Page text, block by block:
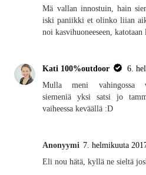
Mä vallan innostuin, hain
iski paniikki et olinko liian
noi kasvihuoneeseen, katotaan
Kati 100%outdoor
6.
Mulla meni vahingossa
siemeniä yksi satsi jo
vaiheessa keväällä :D
Anonyymi 7. helmikuuta
Eli nou hätä, kyllä ne sieltä